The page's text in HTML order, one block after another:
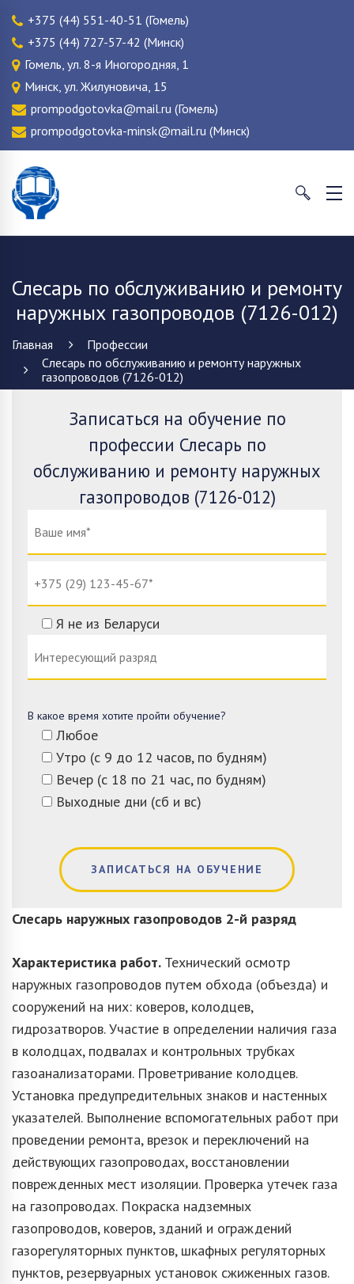
+375 (44) 551-40-51 (Гомель)
+375 (44) 727-57-42 (Минск)
Гомель, ул. 8-я Иногородняя, 1
Минск, ул. Жилуновича, 15
prompodgotovka@mail.ru (Гомель)
prompodgotovka-minsk@mail.ru (Минск)
Слесарь по обслуживанию и ремонту
наружных газопроводов (7126-012)
Главная
Профессии
Слесарь по обслуживанию и ремонту наружных
газопроводов (7126-012)
Записаться на обучение по
профессии Слесарь по
обслуживанию и ремонту наружных
газопроводов (7126-012)
Я не из Беларуси
В какое время хотите пройти обучение?
Любое
Утро (с 9 до 12 часов, по будням)
Вечер (с 18 по 21 час, по будням)
Выходные дни (сб и вс)
ЗАПИСАТЬСЯ НА ОБУЧЕНИЕ
Слесарь наружных газопроводов 2-й разряд
Характеристика работ. Технический осмотр
наружных газопроводов путем обхода (объезда) и
сооружений на них: коверов, колодцев,
гидрозатворов. Участие в определении наличия газа
в колодцах, подвалах и контрольных трубках
газоанализаторами. Проветривание колодцев.
Установка предупредительных знаков и настенных
указателей. Выполнение вспомогательных работ при
проведении ремонта, врезок и переключений на
действующих газопроводах, восстановлении
поврежденных мест изоляции. Проверка утечек газа
на газопроводах. Покраска надземных
газопроводов, коверов, зданий и ограждений
газорегуляторных пунктов, шкафных регуляторных
пунктов, резервуарных установок сжиженных газов.